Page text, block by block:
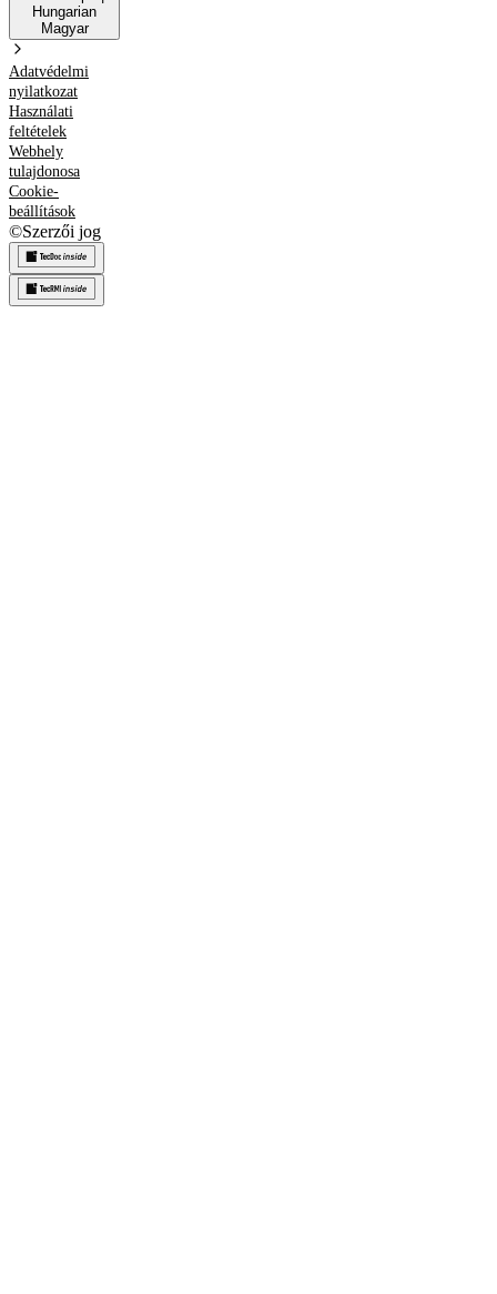
Hungarian
Magyar
Adatvédelmi
nyilatkozat
Használati
feltételek
Webhely
tulajdonosa
Cookie-
beállítások
©Szerzői jog